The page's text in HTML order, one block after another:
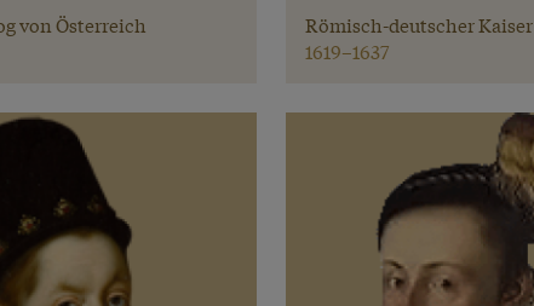
von Österreich
Römisch-deutscher Kaiser
1619–1637